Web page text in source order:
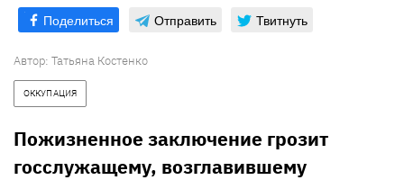
Поделиться Отправить Твитнуть
Автор: Татьяна Костенко
ОККУПАЦИЯ
Пожизненное заключение грозит
госслужащему, возглавившему